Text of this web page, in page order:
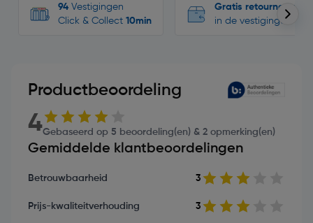
94 Vestigingen
Click & Collect 10min
Gratis retourneren
in de vestigingen
Productbeoordeling
4Gebaseerd op 5 beoordeling(en) & 2 opmerking(en)
Gemiddelde klantbeoordelingen
Betrouwbaarheid 3
Prijs-kwaliteitverhouding 3